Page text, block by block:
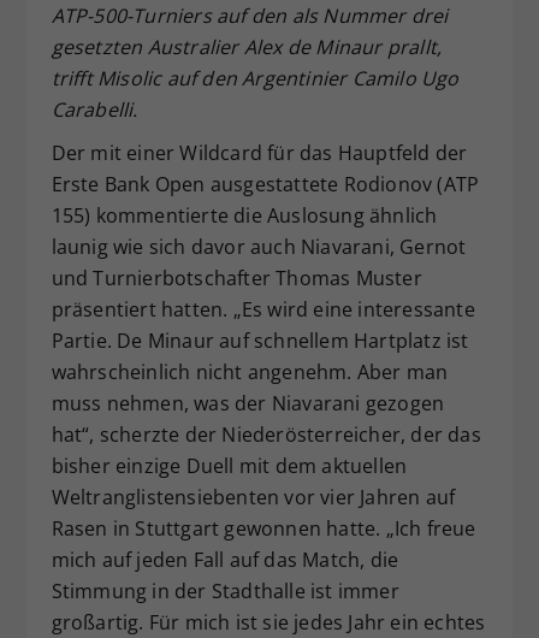
ATP-500-Turniers auf den als Nummer drei
gesetzten Australier Alex de Minaur prallt,
trifft Misolic auf den Argentinier Camilo Ugo
Carabelli.
Der mit einer Wildcard für das Hauptfeld der
Erste Bank Open ausgestattete Rodionov (ATP
155) kommentierte die Auslosung ähnlich
launig wie sich davor auch Niavarani, Gernot
und Turnierbotschafter Thomas Muster
präsentiert hatten. „Es wird eine interessante
Partie. De Minaur auf schnellem Hartplatz ist
wahrscheinlich nicht angenehm. Aber man
muss nehmen, was der Niavarani gezogen
hat“, scherzte der Niederösterreicher, der das
bisher einzige Duell mit dem aktuellen
Weltranglistensiebenten vor vier Jahren auf
Rasen in Stuttgart gewonnen hatte. „Ich freue
mich auf jeden Fall auf das Match, die
Stimmung in der Stadthalle ist immer
großartig. Für mich ist sie jedes Jahr ein echtes